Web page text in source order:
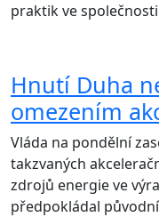
praktik ve
Hnutí Duha
omezením
Vláda na pondělní
takzvaných
zdrojů energie ve
předpokládal